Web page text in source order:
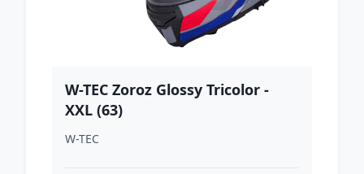
W-TEC Zoroz Glossy Tricolor -
XXL (63)
W-TEC